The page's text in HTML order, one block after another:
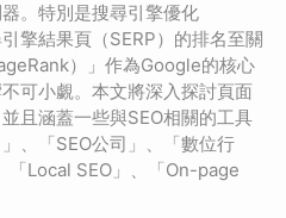
。特別是搜尋引擎優化
擎結果頁（SERP）的排名至關
）」作為Google的核心
可小覷。本文將深入探討頁面
且涵蓋一些與SEO相關的工具
、「SEO公司」、「數位行
「Local SEO」、「On-page